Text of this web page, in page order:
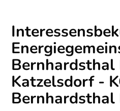
Katzelsdorf -